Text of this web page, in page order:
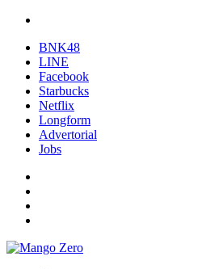
BNK48
LINE
Facebook
Starbucks
Netflix
Longform
Advertorial
Jobs